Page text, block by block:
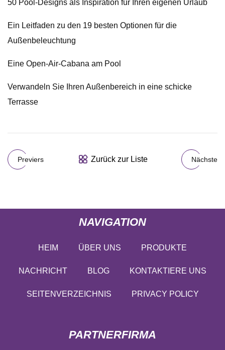
50 Pool-Designs als Inspiration für Ihren eigenen Urlaub
Ein Leitfaden zu den 19 besten Optionen für die
Außenbeleuchtung
Eine Open-Air-Cabana am Pool
Verwandeln Sie Ihren Außenbereich in eine schicke
Terrasse
Previers Zurück zur Liste Nächste
NAVIGATION
HEIM ÜBER UNS PRODUKTE
NACHRICHT BLOG KONTAKTIERE UNS
SEITENVERZEICHNIS PRIVACY POLICY
PARTNERFIRMA